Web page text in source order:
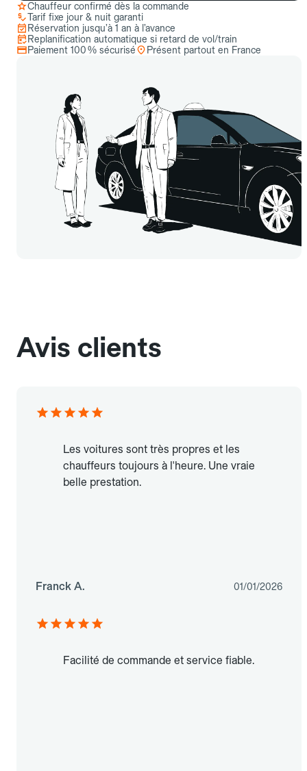
Chauffeur confirmé dès la commande
Tarif fixe jour & nuit garanti
Réservation jusqu’à 1 an à l’avance
Replanification automatique si retard de vol/train
Paiement 100 % sécurisé
Présent partout en France
Avis clients
Les voitures sont très propres et les
chauffeurs toujours à l'heure. Une vraie
belle prestation.
Franck A. 01/01/2026
Facilité de commande et service fiable.